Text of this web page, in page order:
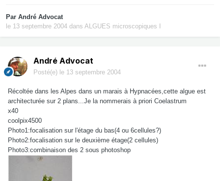
Par André Advocat
le 13 septembre 2004 dans ALGUES microscopiques I
André Advocat
Posté(e) le 13 septembre 2004
Récoltée dans les Alpes dans un marais à Hypnacées,cette algue est
architecturée sur 2 plans...Je la nommerais à priori Coelastrum
x40
coolpix4500
Photo1:focalisation sur l'étage du bas(4 ou 6cellules?)
Photo2:focalisation sur le deuxième étage(2 cellules)
Photo3:combinaison des 2 sous photoshop